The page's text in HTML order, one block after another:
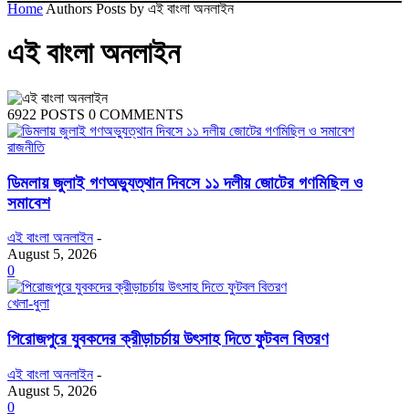
Home Authors Posts by এই বাংলা অনলাইন
এই বাংলা অনলাইন
6922 POSTS 0 COMMENTS
রাজনীতি
ডিমলায় জুলাই গণঅভ্যুত্থান দিবসে ১১ দলীয় জোটের গণমিছিল ও
সমাবেশ
এই বাংলা অনলাইন -
August 5, 2026
0
খেলা-ধুলা
পিরোজপুরে যুবকদের ক্রীড়াচর্চায় উৎসাহ দিতে ফুটবল বিতরণ
এই বাংলা অনলাইন -
August 5, 2026
0